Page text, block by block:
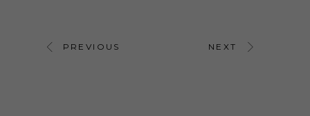
PREVIOUS NEXT